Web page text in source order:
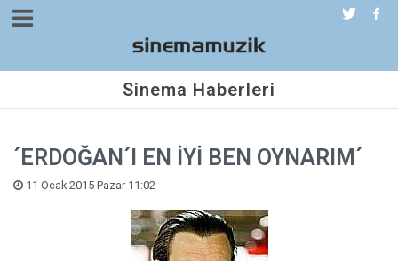
Sinema Haberleri
´ERDOĞAN´I EN İYİ BEN OYNARIM´
11 Ocak 2015 Pazar 11:02